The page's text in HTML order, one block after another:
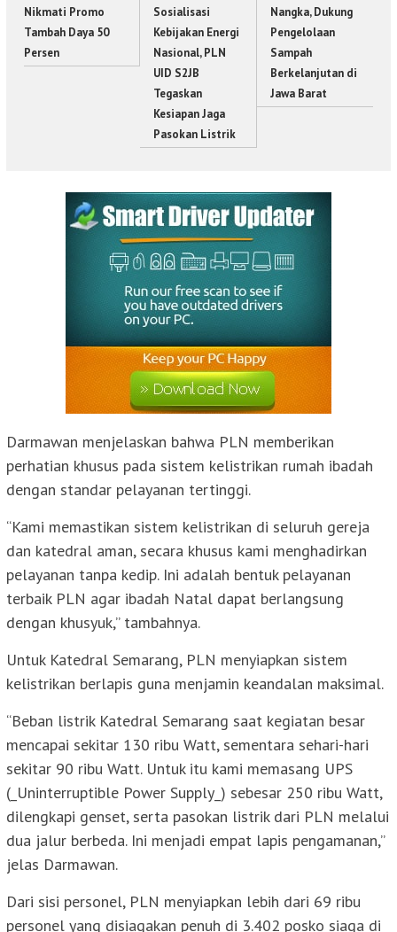
Nikmati Promo
Tambah Daya 50
Persen
Sosialisasi
Kebijakan Energi
Nasional, PLN
UID S2JB
Tegaskan
Kesiapan Jaga
Pasokan Listrik
Nangka, Dukung
Pengelolaan
Sampah
Berkelanjutan di
Jawa Barat
Darmawan menjelaskan bahwa PLN memberikan
perhatian khusus pada sistem kelistrikan rumah ibadah
dengan standar pelayanan tertinggi.
“Kami memastikan sistem kelistrikan di seluruh gereja
dan katedral aman, secara khusus kami menghadirkan
pelayanan tanpa kedip. Ini adalah bentuk pelayanan
terbaik PLN agar ibadah Natal dapat berlangsung
dengan khusyuk,” tambahnya.
Untuk Katedral Semarang, PLN menyiapkan sistem
kelistrikan berlapis guna menjamin keandalan maksimal.
“Beban listrik Katedral Semarang saat kegiatan besar
mencapai sekitar 130 ribu Watt, sementara sehari-hari
sekitar 90 ribu Watt. Untuk itu kami memasang UPS
(_Uninterruptible Power Supply_) sebesar 250 ribu Watt,
dilengkapi genset, serta pasokan listrik dari PLN melalui
dua jalur berbeda. Ini menjadi empat lapis pengamanan,”
jelas Darmawan.
Dari sisi personel, PLN menyiapkan lebih dari 69 ribu
personel yang disiagakan penuh di 3.402 posko siaga di